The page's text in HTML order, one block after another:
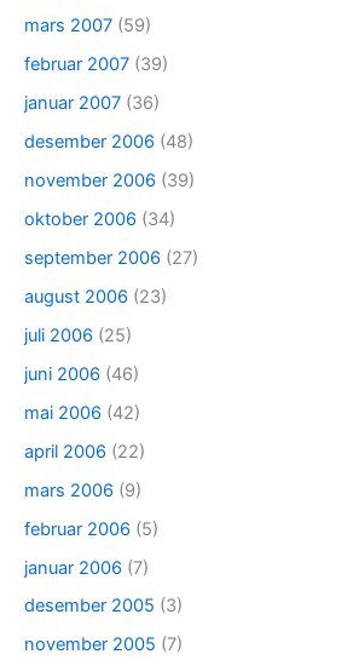
mars 2007 (59)
februar 2007 (39)
januar 2007 (36)
desember 2006 (48)
november 2006 (39)
oktober 2006 (34)
september 2006 (27)
august 2006 (23)
juli 2006 (25)
juni 2006 (46)
mai 2006 (42)
april 2006 (22)
mars 2006 (9)
februar 2006 (5)
januar 2006 (7)
desember 2005 (3)
november 2005 (7)